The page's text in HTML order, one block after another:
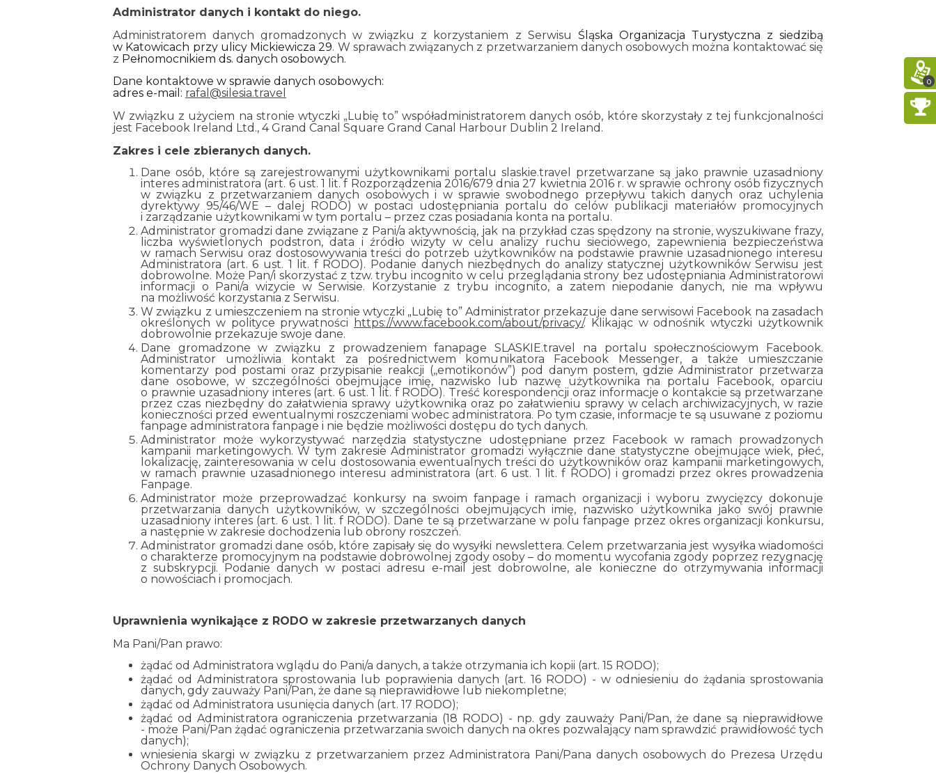
Administrator danych i kontakt do niego.
Administratorem danych gromadzonych w związku z korzystaniem z Serwisu Śląska Organizacja Turystyczna z siedzibą
w Katowicach przy ulicy Mickiewicza 29. W sprawach związanych z przetwarzaniem danych osobowych można kontaktować się
z Pełnomocnikiem ds. danych osobowych.
Dane kontaktowe w sprawie danych osobowych:
adres e-mail: rafal@silesia.travel
W związku z użyciem na stronie wtyczki „Lubię to” współadministratorem danych osób, które skorzystały z tej funkcjonalności
jest Facebook Ireland Ltd., 4 Grand Canal Square Grand Canal Harbour Dublin 2 Ireland.
Zakres i cele zbieranych danych.
Dane osób, które są zarejestrowanymi użytkownikami portalu slaskie.travel przetwarzane są jako prawnie uzasadniony
interes administratora (art. 6 ust. 1 lit. f Rozporządzenia 2016/679 dnia 27 kwietnia 2016 r. w sprawie ochrony osób fizycznych
w związku z przetwarzaniem danych osobowych i w sprawie swobodnego przepływu takich danych oraz uchylenia
dyrektywy 95/46/WE – dalej RODO) w postaci udostępniania portalu do celów publikacji materiałów promocyjnych
i zarządzanie użytkownikami w tym portalu – przez czas posiadania konta na portalu.
Administrator gromadzi dane związane z Pani/a aktywnością, jak na przykład czas spędzony na stronie, wyszukiwane frazy,
liczba wyświetlonych podstron, data i źródło wizyty w celu analizy ruchu sieciowego, zapewnienia bezpieczeństwa
w ramach Serwisu oraz dostosowywania treści do potrzeb użytkowników na podstawie prawnie uzasadnionego interesu
Administratora (art. 6 ust. 1 lit. f RODO). Podanie danych niezbędnych do analizy statycznej użytkowników Serwisu jest
dobrowolne. Może Pan/i skorzystać z tzw. trybu incognito w celu przeglądania strony bez udostępniania Administratorowi
informacji o Pani/a wizycie w Serwisie. Korzystanie z trybu incognito, a zatem niepodanie danych, nie ma wpływu
na możliwość korzystania z Serwisu.
W związku z umieszczeniem na stronie wtyczki „Lubię to” Administrator przekazuje dane serwisowi Facebook na zasadach
określonych w polityce prywatności
https://www.facebook.com/about/privacy/. Klikając w odnośnik wtyczki użytkownik
dobrowolnie przekazuje swoje dane.
Dane gromadzone w związku z prowadzeniem fanapage SLASKIE.travel na portalu społecznościowym Facebook.
Administrator umożliwia kontakt za pośrednictwem komunikatora Facebook Messenger, a także umieszczanie
komentarzy pod postami oraz przypisanie reakcji (,,emotikonów”) pod danym postem, gdzie Administrator przetwarza
dane osobowe, w szczególności obejmujące imię, nazwisko lub nazwę użytkownika na portalu Facebook, oparciu
o prawnie uzasadniony interes (art. 6 ust. 1 lit. f RODO). Treść korespondencji oraz informacje o kontakcie są przetwarzane
przez czas niezbędny do załatwienia sprawy użytkownika oraz po załatwieniu sprawy w celach archiwizacyjnych, w razie
konieczności przed ewentualnymi roszczeniami wobec administratora. Po tym czasie, informacje te są usuwane z poziomu
fanpage administratora fanpage i nie będzie możliwości dostępu do tych danych.
Administrator może wykorzystywać narzędzia statystyczne udostępniane przez Facebook w ramach prowadzonych
kampanii marketingowych. W tym zakresie Administrator gromadzi wyłącznie dane statystyczne obejmujące wiek, płeć,
lokalizację, zainteresowania w celu dostosowania ewentualnych treści do użytkowników oraz kampanii marketingowych,
w ramach prawnie uzasadnionego interesu administratora (art. 6 ust. 1 lit. f RODO) i gromadzi przez okres prowadzenia
Fanpage.
Administrator może przeprowadzać konkursy na swoim fanpage i ramach organizacji i wyboru zwycięzcy dokonuje
przetwarzania danych użytkowników, w szczególności obejmujących imię, nazwisko użytkownika jako swój prawnie
uzasadniony interes (art. 6 ust. 1 lit. f RODO). Dane te są przetwarzane w polu fanpage przez okres organizacji konkursu,
a następnie w zakresie dochodzenia lub obrony roszczeń.
Administrator gromadzi dane osób, które zapisały się do wysyłki newslettera. Celem przetwarzania jest wysyłka wiadomości
o charakterze promocyjnym na podstawie dobrowolnej zgody osoby – do momentu wycofania zgody poprzez rezygnację
z subskrypcji. Podanie danych w postaci adresu e-mail jest dobrowolne, ale konieczne do otrzymywania informacji
o nowościach i promocjach.
Uprawnienia wynikające z RODO w zakresie przetwarzanych danych
Ma Pani/Pan prawo:
żądać od Administratora wglądu do Pani/a danych, a także otrzymania ich kopii (art. 15 RODO);
żądać od Administratora sprostowania lub poprawienia danych (art. 16 RODO) - w odniesieniu do żądania sprostowania
danych, gdy zauważy Pani/Pan, że dane są nieprawidłowe lub niekompletne;
żądać od Administratora usunięcia danych (art. 17 RODO);
żądać od Administratora ograniczenia przetwarzania (18 RODO) - np. gdy zauważy Pani/Pan, że dane są nieprawidłowe
- może Pani/Pan żądać ograniczenia przetwarzania swoich danych na okres pozwalający nam sprawdzić prawidłowość tych
danych);
wniesienia skargi w związku z przetwarzaniem przez Administratora Pani/Pana danych osobowych do Prezesa Urzędu
Ochrony Danych Osobowych.
0